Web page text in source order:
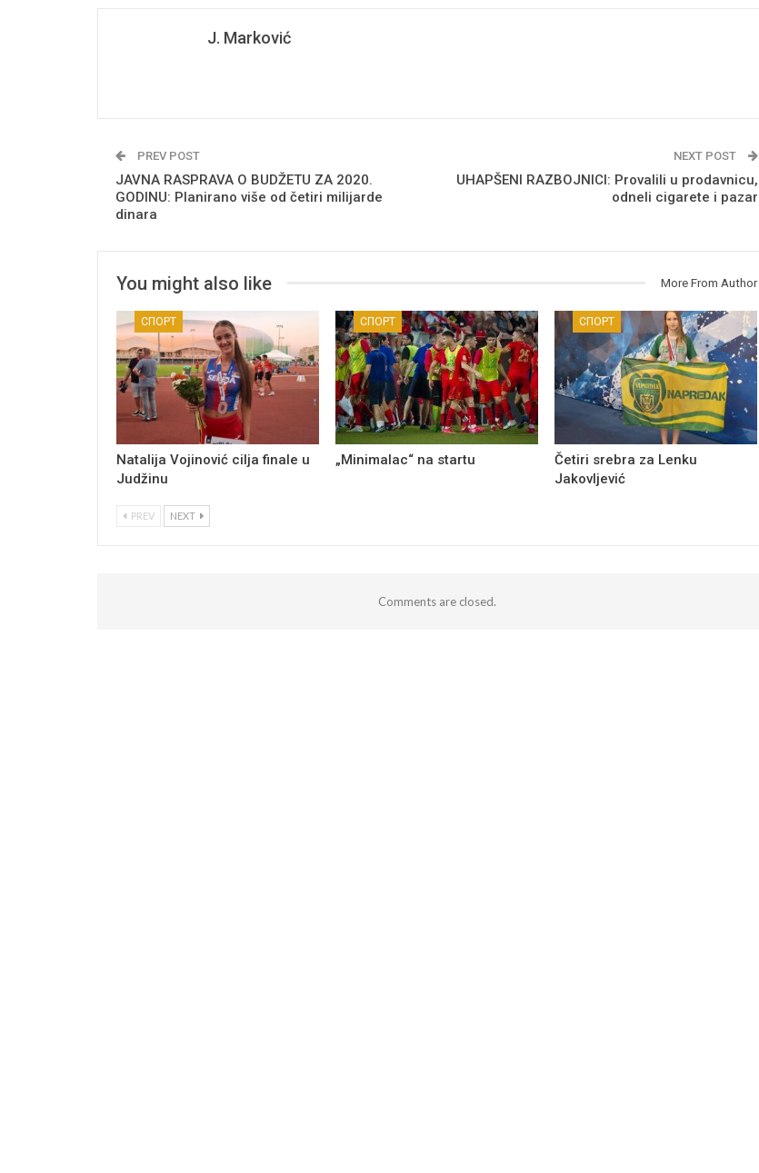
J. Marković
PREV POST
JAVNA RASPRAVA O BUDŽETU ZA 2020.
GODINU: Planirano više od četiri milijarde
dinara
NEXT POST
UHAPŠENI RAZBOJNICI: Provalili u prodavnicu,
odneli cigarete i pazar
You might also like More From Author
СПОРТ
Natalija Vojinović cilja finale u
Judžinu
СПОРТ
„Minimalac“ na startu
СПОРТ
Četiri srebra za Lenku
Jakovljević
PREV NEXT
Comments are closed.